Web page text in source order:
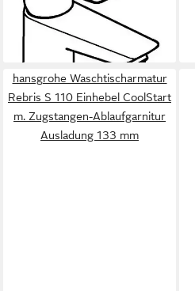
XL-Size
121,98 €
lieferbar in 6 Wochen
hansgrohe Waschtischarmatur
Rebris S 110 Einhebel CoolStart
m. Zugstangen-Ablaufgarnitur
Ausladung 133 mm